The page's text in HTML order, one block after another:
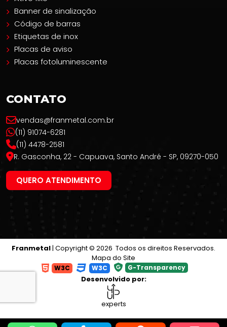
Banner de sinalização
Código de barras
Etiquetas de inox
Placas de aviso
Placas fotoluminescente
CONTATO
vendas@franmetal.com.br
(11) 91074-6281
(11) 4478-2581
R. Gasconha, 22 - Capuava, Santo André - SP, 09270-050
QUERO ATENDIMENTO
Franmetal| Copyright © 2026 Todos os direitos Reservados.
Mapa do Site
W3C W3C G-Transparency
Desenvolvido por:
experts